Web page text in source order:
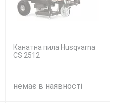
Канатна пила Husqvarna
CS 2512
немає в наявності